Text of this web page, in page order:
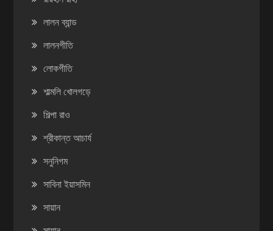
লালন ব্যান্ড
লালনগীতি
লোকগীতি
শাল্মলি খোলগড়ে
শিল্পা রাও
শ্রীকান্ত আচার্য
সনুনিগম
সাবিনা ইয়াসমিন
সায়ান